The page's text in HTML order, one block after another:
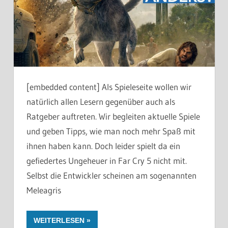
[embedded content] Als Spieleseite wollen wir
natürlich allen Lesern gegenüber auch als
Ratgeber auftreten. Wir begleiten aktuelle Spiele
und geben Tipps, wie man noch mehr Spaß mit
ihnen haben kann. Doch leider spielt da ein
gefiedertes Ungeheuer in Far Cry 5 nicht mit.
Selbst die Entwickler scheinen am sogenannten
Meleagris
WEITERLESEN